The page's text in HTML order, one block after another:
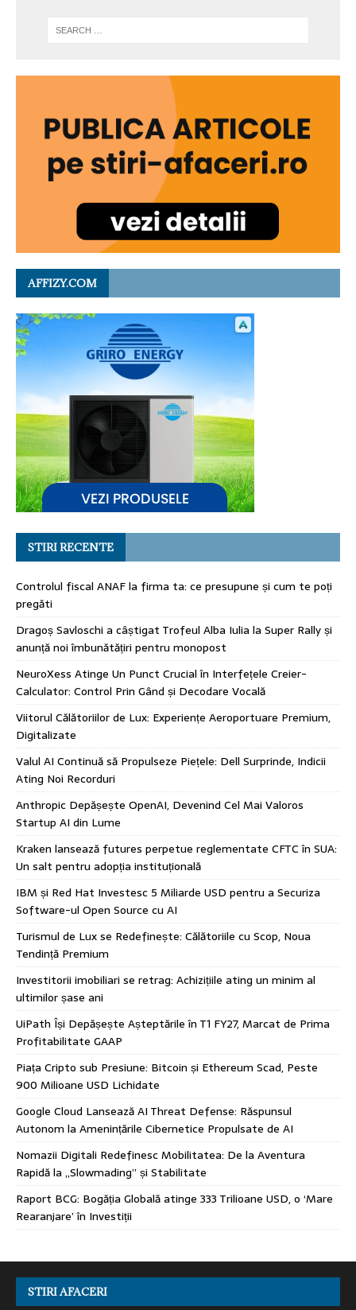
AFFIZY.COM
STIRI RECENTE
Controlul fiscal ANAF la firma ta: ce presupune și cum te poți
pregăti
Dragoș Savloschi a câștigat Trofeul Alba Iulia la Super Rally și
anunță noi îmbunătățiri pentru monopost
NeuroXess Atinge Un Punct Crucial în Interfețele Creier-
Calculator: Control Prin Gând și Decodare Vocală
Viitorul Călătoriilor de Lux: Experiențe Aeroportuare Premium,
Digitalizate
Valul AI Continuă să Propulseze Piețele: Dell Surprinde, Indicii
Ating Noi Recorduri
Anthropic Depășește OpenAI, Devenind Cel Mai Valoros
Startup AI din Lume
Kraken lansează futures perpetue reglementate CFTC în SUA:
Un salt pentru adopția instituțională
IBM și Red Hat Investesc 5 Miliarde USD pentru a Securiza
Software-ul Open Source cu AI
Turismul de Lux se Redefinește: Călătoriile cu Scop, Noua
Tendință Premium
Investitorii imobiliari se retrag: Achizițiile ating un minim al
ultimilor șase ani
UiPath Își Depășește Așteptările în T1 FY27, Marcat de Prima
Profitabilitate GAAP
Piața Cripto sub Presiune: Bitcoin și Ethereum Scad, Peste
900 Milioane USD Lichidate
Google Cloud Lansează AI Threat Defense: Răspunsul
Autonom la Amenințările Cibernetice Propulsate de AI
Nomazii Digitali Redefinesc Mobilitatea: De la Aventura
Rapidă la „Slowmading” și Stabilitate
Raport BCG: Bogăția Globală atinge 333 Trilioane USD, o ‘Mare
Rearanjare’ în Investiții
STIRI AFACERI